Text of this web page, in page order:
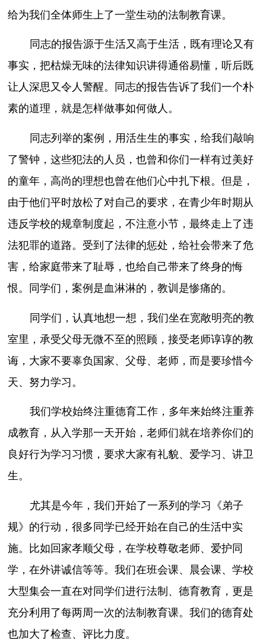
给为我们全体师生上了一堂生动的法制教育课。
同志的报告源于生活又高于生活，既有理论又有
事实，把枯燥无味的法律知识讲得通俗易懂，听后既
让人深思又令人警醒。同志的报告告诉了我们一个朴
素的道理，就是怎样做事如何做人。
同志列举的案例，用活生生的事实，给我们敲响
了警钟，这些犯法的人员，也曾和你们一样有过美好
的童年，高尚的理想也曾在他们心中扎下根。但是，
由于他们平时放松了对自己的要求，在青少年时期从
违反学校的规章制度起，不注意小节，最终走上了违
法犯罪的道路。受到了法律的惩处，给社会带来了危
害，给家庭带来了耻辱，也给自己带来了终身的悔
恨。同学们，案例是血淋淋的，教训是惨痛的。
同学们，认真地想一想，我们坐在宽敞明亮的教
室里，承受父母无微不至的照顾，接受老师谆谆的教
诲，大家不要辜负国家、父母、老师，而是要珍惜今
天、努力学习。
我们学校始终注重德育工作，多年来始终注重养
成教育，从入学那一天开始，老师们就在培养你们的
良好行为学习习惯，要求大家有礼貌、爱学习、讲卫
生。
尤其是今年，我们开始了一系列的学习《弟子
规》的行动，很多同学已经开始在自己的生活中实
施。比如回家孝顺父母，在学校尊敬老师、爱护同
学，在外讲诚信等等。我们在班会课、晨会课、学校
大型集会一直在对同学们进行法制、德育教育，更是
充分利用了每两周一次的法制教育课。我们的德育处
也加大了检查、评比力度。